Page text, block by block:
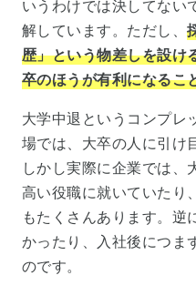
いうわけでは決してない
解しています。ただし、
歴」という物差しを設け
卒のほうが有利になるこ
大学中退というコンプレ
場では、大卒の人に引け
しかし実際に企業では、
高い役職に就いていたり
もたくさんあります。逆
かったり、入社後につま
のです。